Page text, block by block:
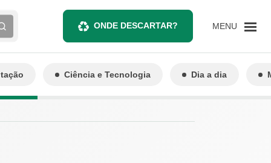
ONDE DESCARTAR? MENU
Ciência e Tecnologia Dia a dia